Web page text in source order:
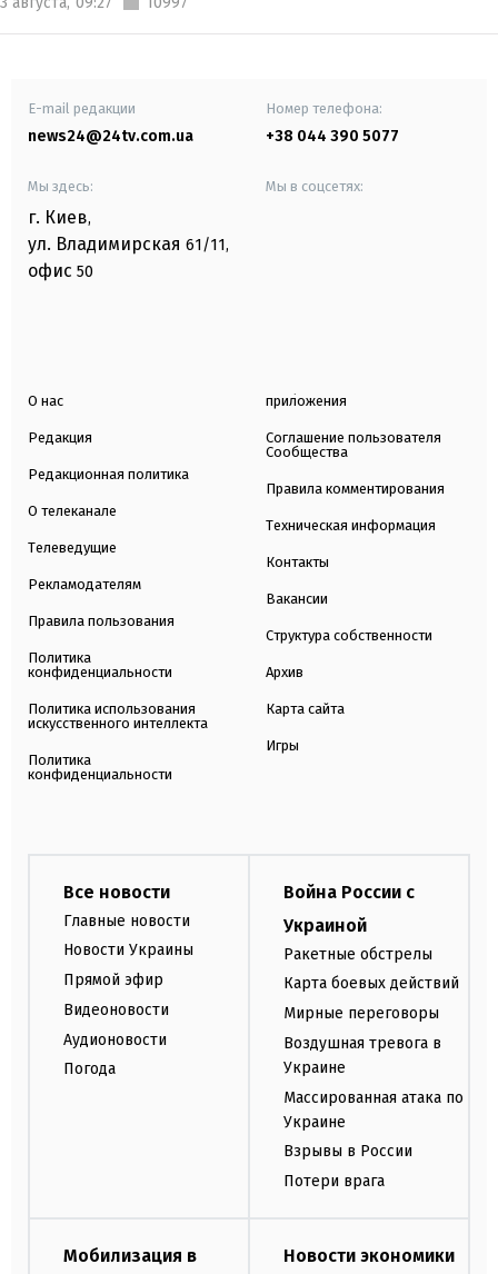
E-mail редакции
news24@24tv.com.ua
Номер телефона:
+38 044 390 5077
Мы здесь:
г. Киев,
ул. Владимирская 61/11,
офис 50
Мы в соцсетях:
О нас
Редакция
Редакционная политика
О телеканале
Телеведущие
Рекламодателям
Правила пользования
Политика
конфиденциальности
Политика использования
искусственного интеллекта
Политика
конфиденциальности
приложения
Соглашение пользователя
Сообщества
Правила комментирования
Техническая информация
Контакты
Вакансии
Структура собственности
Архив
Карта сайта
Игры
Все новости
Главные новости
Новости Украины
Прямой эфир
Видеоновости
Аудионовости
Погода
Война России с
Украиной
Ракетные обстрелы
Карта боевых действий
Мирные переговоры
Воздушная тревога в
Украине
Массированная атака по
Украине
Взрывы в России
Потери врага
Мобилизация в
Новости экономики